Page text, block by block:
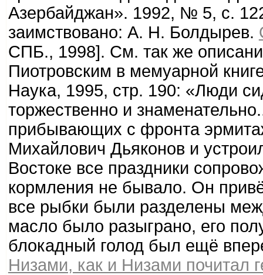
Азербайджан». 1992, № 5, с.
заимствовано: А. Н. Болдырев.
СПБ., 1998]. См. так же
Пиотровским в мемуарной
Наука, 1995, стр. 190: «Люди
торжественно и
прибывающих с фронта
Михайлович Дьяконов и
Востоке все праздники
кормления не бывало. Он
все рыбки были разделены
масло было разыграно, его
блокадный голод был ещё
Низами, как и Низами почитал